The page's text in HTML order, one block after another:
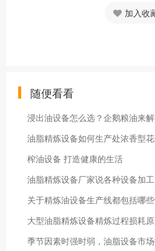
加入收
随便看看
浸出油设备怎么选？企鹅粮油来
油脂精炼设备如何生产处浓香型
榨油设备 打造健康的生活
油脂精炼设备厂家说各种设备加工
关于精炼油设备生产线都包括哪
大型油脂精炼设备精炼过程损耗
季节因素时强时弱，油脂设备市